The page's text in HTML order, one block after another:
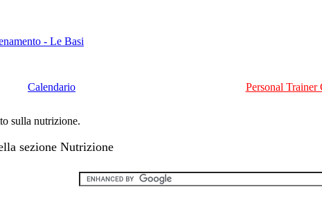
- Le Basi
Calendario Personal Trainer
sulla nutrizione.
sezione Nutrizione